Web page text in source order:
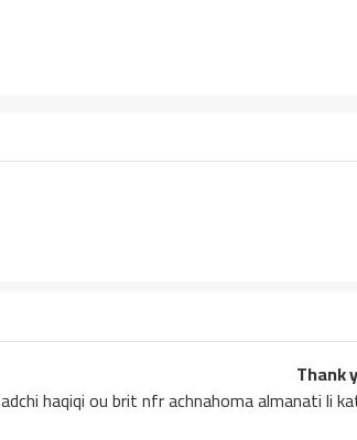
Thank
haqiqi ou brit nfr achnahoma almanati li